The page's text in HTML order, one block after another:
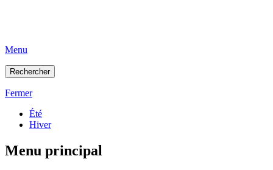
Menu
Rechercher
Fermer
Été
Hiver
Menu principal